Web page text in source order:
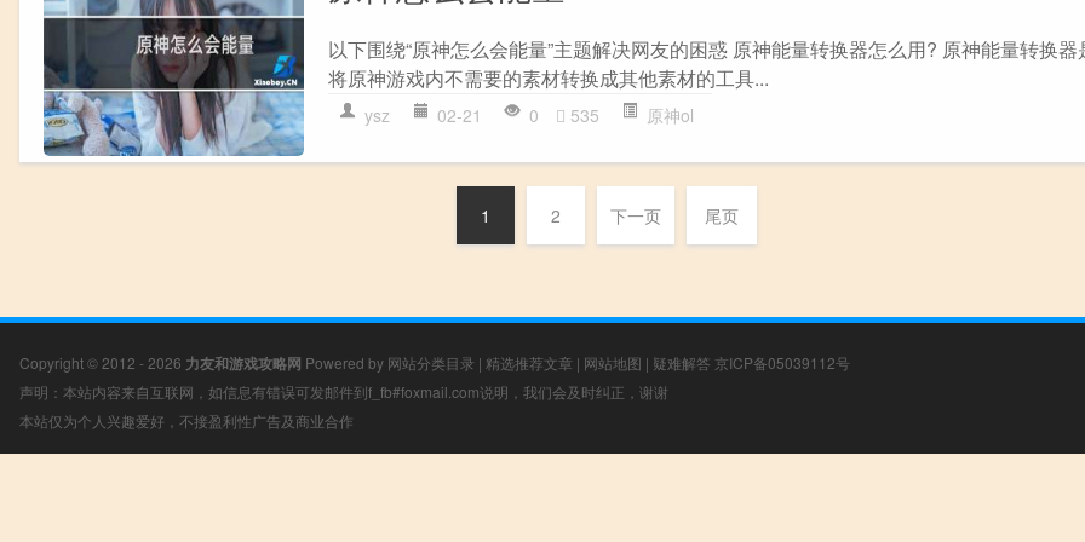
以下围绕“原神怎么会能量”主题解决网友的困惑 原神能量转换器怎么用? 原神能量转换器
将原神游戏内不需要的素材转换成其他素材的工具...
ysz 02-21 0 535 原神ol
1 2 下一页 尾页
Copyright © 2012 - 2026 力友和游戏攻略网 Powered by 网站分类目录 | 精选推荐文章 | 网站地图 | 疑难解答 京ICP备05039112号
声明：本站内容来自互联网，如信息有错误可发邮件到f_fb#foxmail.com说明，我们会及时纠正，谢谢
本站仅为个人兴趣爱好，不接盈利性广告及商业合作